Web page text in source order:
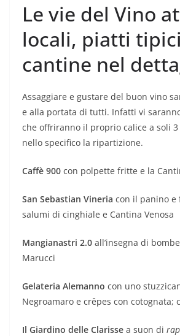
Le vie del Vino
locali, piatti
cantine nel
Assaggiare e gustare del buon vino
e alla portata di tutti. Infatti vi
che offriranno il proprio calice a soli
nello specifico la ripartizione.
Caffè 900 con polpette fritte e la
San Sebastian Vineria con il panino e
salumi di cinghiale e Cantina Venosa
Mangianastri 2.0 all’insegna di
Marucci
Gelateria Alemanno con uno
Negroamaro e crêpes con cotognata;
Il Giardino delle Clarisse a suon di